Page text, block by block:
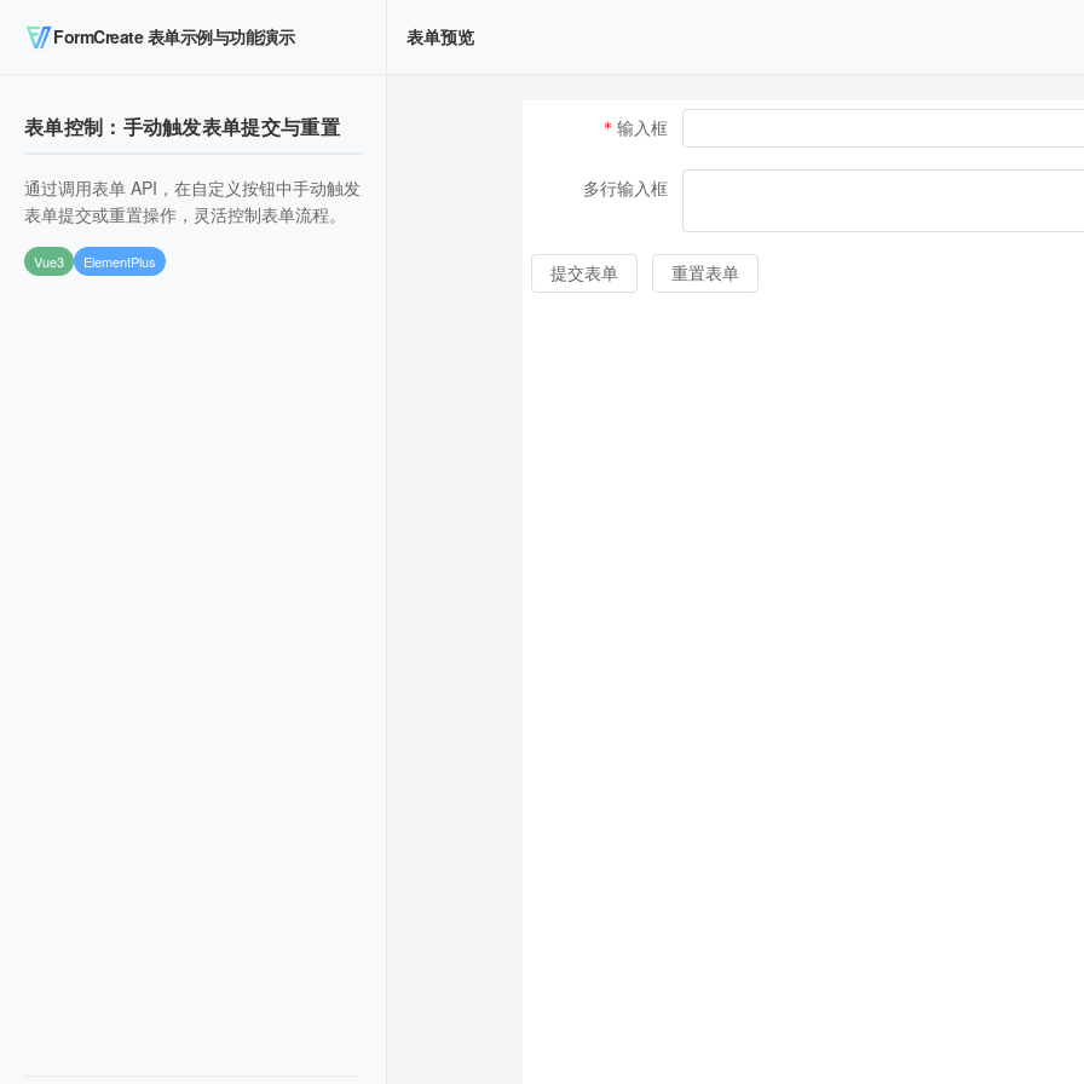
FormCreate 表单示例与功能演示
表单控制：手动触发表单提交与重置
通过调用表单 API，在自定义按钮中手动触发
表单提交或重置操作，灵活控制表单流程。
Vue3 ElementPlus
表单预览